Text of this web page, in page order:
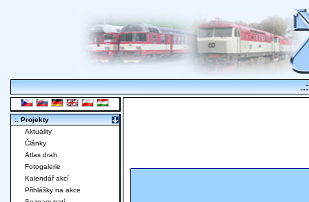
:. Projekty
Aktuality
Články
Atlas drah
Fotogalerie
Kalendář akcí
Přihlášky na akce